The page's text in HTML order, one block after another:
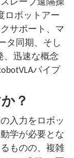
レーブ遠隔操
ロボットアー
サポート、マ
タ同期、そし
、迅速な概念
パイプ
？
入力をロボッ
学が必要とな
ものの、複雑